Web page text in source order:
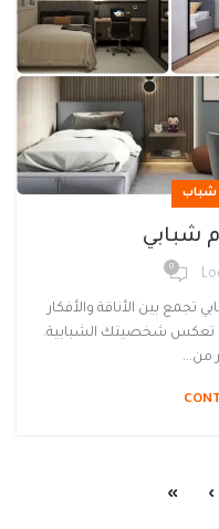
شباب
شبابي
0
بين الأناقة والأفكار
تعكس شخصيتك الشبابية.
من...
›
»